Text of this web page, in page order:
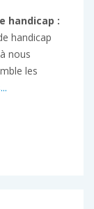
handicap :
handicap
nous
les